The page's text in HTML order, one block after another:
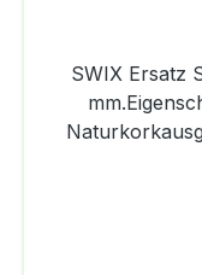
SWIX Ersatz